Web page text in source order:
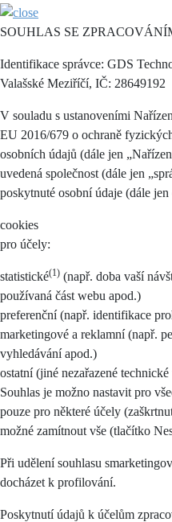
SOUHLAS SE
Identifikace správce: GDS
Valašské Meziříčí, IČ: 28649192
V souladu s ustanoveními
EU 2016/679 o ochraně
osobních údajů (dále jen
uvedená společnost (dále jen
poskytnuté osobní údaje (dále
cookies
pro účely:
statistické(1) (např. doba vaší
používaná část webu apod.)
preferenční (např. identifikace
marketingové a reklamní (např.
vyhledávání apod.)
ostatní (jiné nezařazené
Souhlas je možno nastavit pro
pouze pro některé účely
možné zamítnout vše (tlačítko
Při udělení souhlasu
docházet k profilování.
Poskytnutí údajů k účelům